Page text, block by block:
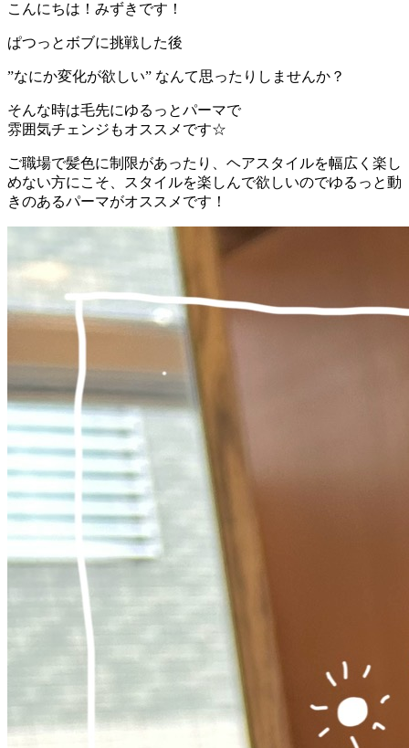
こんにちは！みずきです！
ぱつっとボブに挑戦した後
”なにか変化が欲しい” なんて思ったりしませんか？
そんな時は毛先にゆるっとパーマで
雰囲気チェンジもオススメです☆
ご職場で髪色に制限があったり、ヘアスタイルを幅広く楽し
めない方にこそ、スタイルを楽しんで欲しいのでゆるっと動
きのあるパーマがオススメです！